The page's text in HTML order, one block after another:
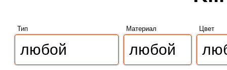
Тип Материал Цвет